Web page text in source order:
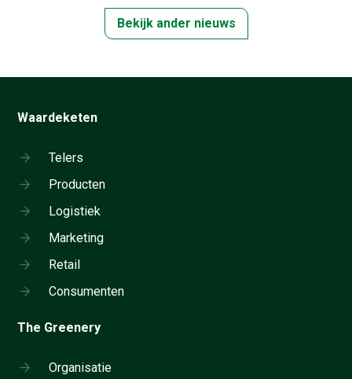
Bekijk ander nieuws
Waardeketen
Telers
Producten
Logistiek
Marketing
Retail
Consumenten
The Greenery
Organisatie